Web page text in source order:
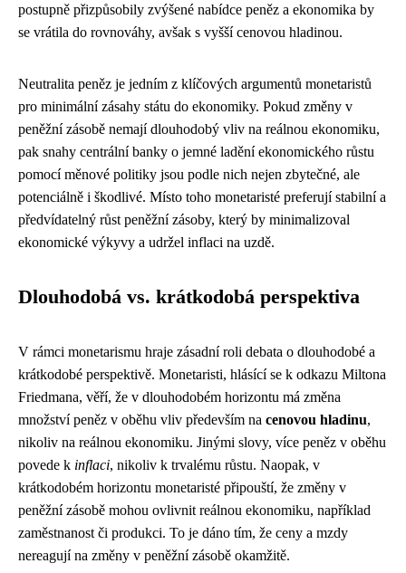
postupně přizpůsobily zvýšené nabídce peněz a ekonomika by
se vrátila do rovnováhy, avšak s vyšší cenovou hladinou.
Neutralita peněz je jedním z klíčových argumentů monetaristů
pro minimální zásahy státu do ekonomiky. Pokud změny v
peněžní zásobě nemají dlouhodobý vliv na reálnou ekonomiku,
pak snahy centrální banky o jemné ladění ekonomického růstu
pomocí měnové politiky jsou podle nich nejen zbytečné, ale
potenciálně i škodlivé. Místo toho monetaristé preferují stabilní a
předvídatelný růst peněžní zásoby, který by minimalizoval
ekonomické výkyvy a udržel inflaci na uzdě.
Dlouhodobá vs. krátkodobá perspektiva
V rámci monetarismu hraje zásadní roli debata o dlouhodobé a
krátkodobé perspektivě. Monetaristi, hlásící se k odkazu Miltona
Friedmana, věří, že v dlouhodobém horizontu má změna
množství peněz v oběhu vliv především na cenovou hladinu,
nikoliv na reálnou ekonomiku. Jinými slovy, více peněz v oběhu
povede k inflaci, nikoliv k trvalému růstu. Naopak, v
krátkodobém horizontu monetaristé připouští, že změny v
peněžní zásobě mohou ovlivnit reálnou ekonomiku, například
zaměstnanost či produkci. To je dáno tím, že ceny a mzdy
nereagují na změny v peněžní zásobě okamžitě.